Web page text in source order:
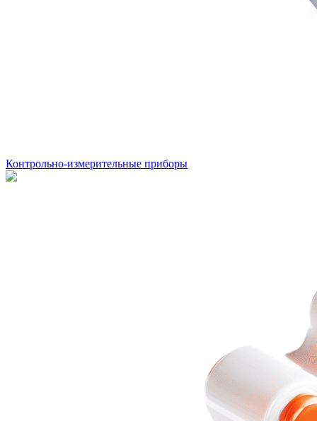
Контрольно-измерительные приборы